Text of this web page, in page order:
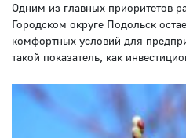
Одним из главных приоритетов
Городском округе Подольск
комфортных условий для
такой показатель, как